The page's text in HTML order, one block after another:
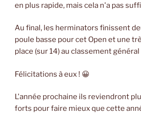
en plus rapide, mais cela n'a pas
Au final, les herminators finissent
poule basse pour cet Open et une
place (sur 14) au classement
Félicitations à eux ! 😀
L'année prochaine ils reviendront
forts pour faire mieux que cette